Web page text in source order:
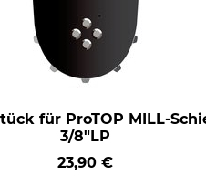
für ProTOP MILL-
3/8"LP
23,90 €